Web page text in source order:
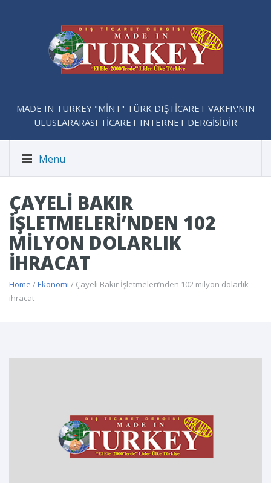
MADE IN TURKEY "MİNT" TÜRK DIŞTİCARET VAKFI\'NIN
ULUSLARARASI TİCARET INTERNET DERGİSİDİR
Menu
ÇAYELI BAKIR
İŞLETMELERI’NDEN 102
MILYON DOLARLIK
IHRACAT
Home /Ekonomi / Çayeli Bakır İşletmeleri’nden 102 milyon dolarlık
ihracat